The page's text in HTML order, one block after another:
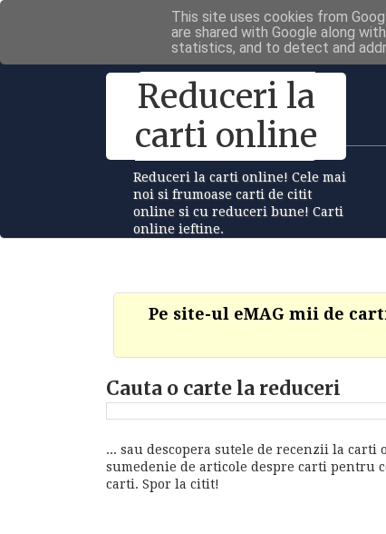
Reduceri la
carti online
Reduceri la carti online! Cele mai
noi si frumoase carti de citit
online si cu reduceri bune! Carti
online ieftine.
Pe site-ul eMAG mii de
Cauta o carte la reduceri
... sau descopera sutele de recenzii la
sumedenie de articole despre carti pentru
carti. Spor la citit!
This site uses cookies from
are shared with Google along
statistics, and to detect and